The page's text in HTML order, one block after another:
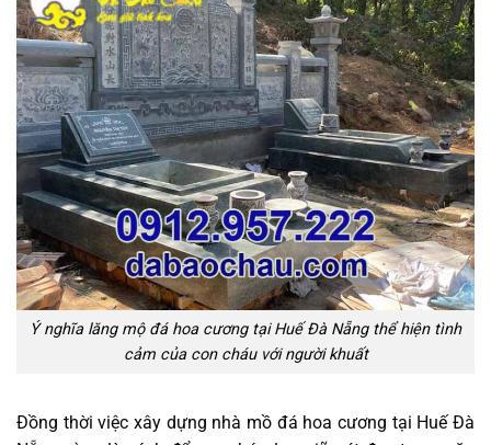
Ý nghĩa lăng mộ đá hoa cương tại Huế Đà Nẵng thể hiện tình
cảm của con cháu với người khuất
Đồng thời việc xây dựng nhà mồ đá hoa cương tại Huế Đà